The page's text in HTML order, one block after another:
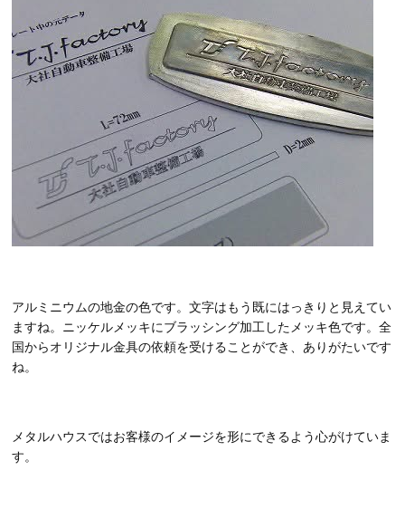
アルミニウムの地金の色です。文字はもう既にはっきりと見えてい
ますね。ニッケルメッキにブラッシング加工したメッキ色です。全
国からオリジナル金具の依頼を受けることができ、ありがたいです
ね。
メタルハウスではお客様のイメージを形にできるよう心がけていま
す。